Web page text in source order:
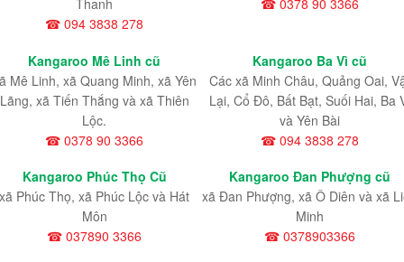
Thanh
☎ 094 3838 278
☎ 0378 90 3366
Kangaroo Mê Linh cũ
Mê Linh, xã Quang Minh, xã Yên
Lãng, xã Tiến Thắng và xã Thiên
Lộc.
☎ 0378 90 3366
Kangaroo Ba Vì cũ
Các xã Minh Châu, Quảng Oai,
Lại, Cổ Đô, Bất Bạt, Suối Hai, Ba
và Yên Bài
☎ 094 3838 278
Kangaroo Phúc Thọ Cũ
xã Phúc Thọ, xã Phúc Lộc và Hát
Môn
☎ 037890 3366
Kangaroo Đan Phượng cũ
xã Đan Phượng, xã Ô Diên và xã
Minh
☎ 0378903366